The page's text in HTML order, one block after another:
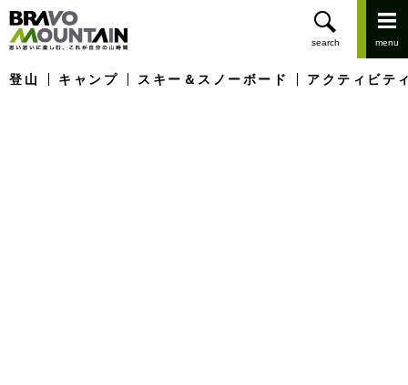
登山 キャンプ スキー＆スノーボード アクティビテ